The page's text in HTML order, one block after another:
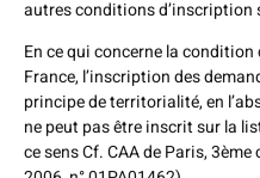
autres conditions d’inscription
En ce qui concerne la
France, l’inscription des
principe de territorialité, en
ne peut pas être inscrit sur la
ce sens Cf. CAA de Paris,